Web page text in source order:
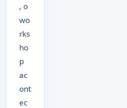
, o
wo
rks
ho
p
ac
ont
ec